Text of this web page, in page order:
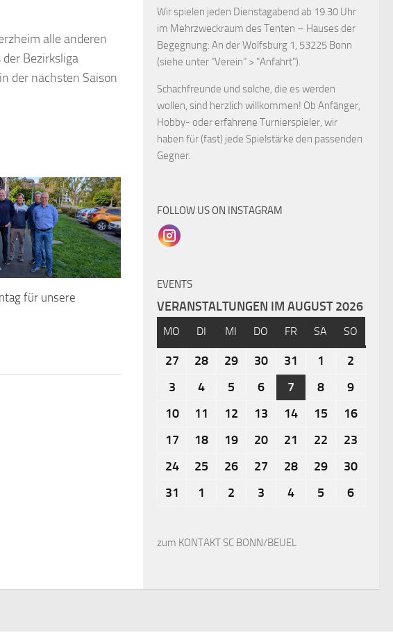
alle anderen
Bezirksliga
der nächsten Saison
für unsere
Wir spielen jeden Dienstagabend ab 19.30 Uhr
im Mehrzweckraum des Tenten – Hauses der
Begegnung: An der Wolfsburg 1, 53225 Bonn
(siehe unter "Verein" > "Anfahrt").
Schachfreunde und solche, die es werden
wollen, sind herzlich willkommen! Ob Anfänger,
Hobby- oder erfahrene Turnierspieler, wir
haben für (fast) jede Spielstärke den passenden
Gegner.
FOLLOW US ON INSTAGRAM
EVENTS
VERANSTALTUNGEN IM AUGUST 2026
MO DI MI DO FR SA SO
27 28 29 30 31 1
2
3
4 5 6 7 8
9
10
11 12 13 14 15
16
17
18 19 20 21 22
23
24
25 26 27 28 29
30
31
1 2 3 4 5 6
zum KONTAKT SC BONN/BEUEL